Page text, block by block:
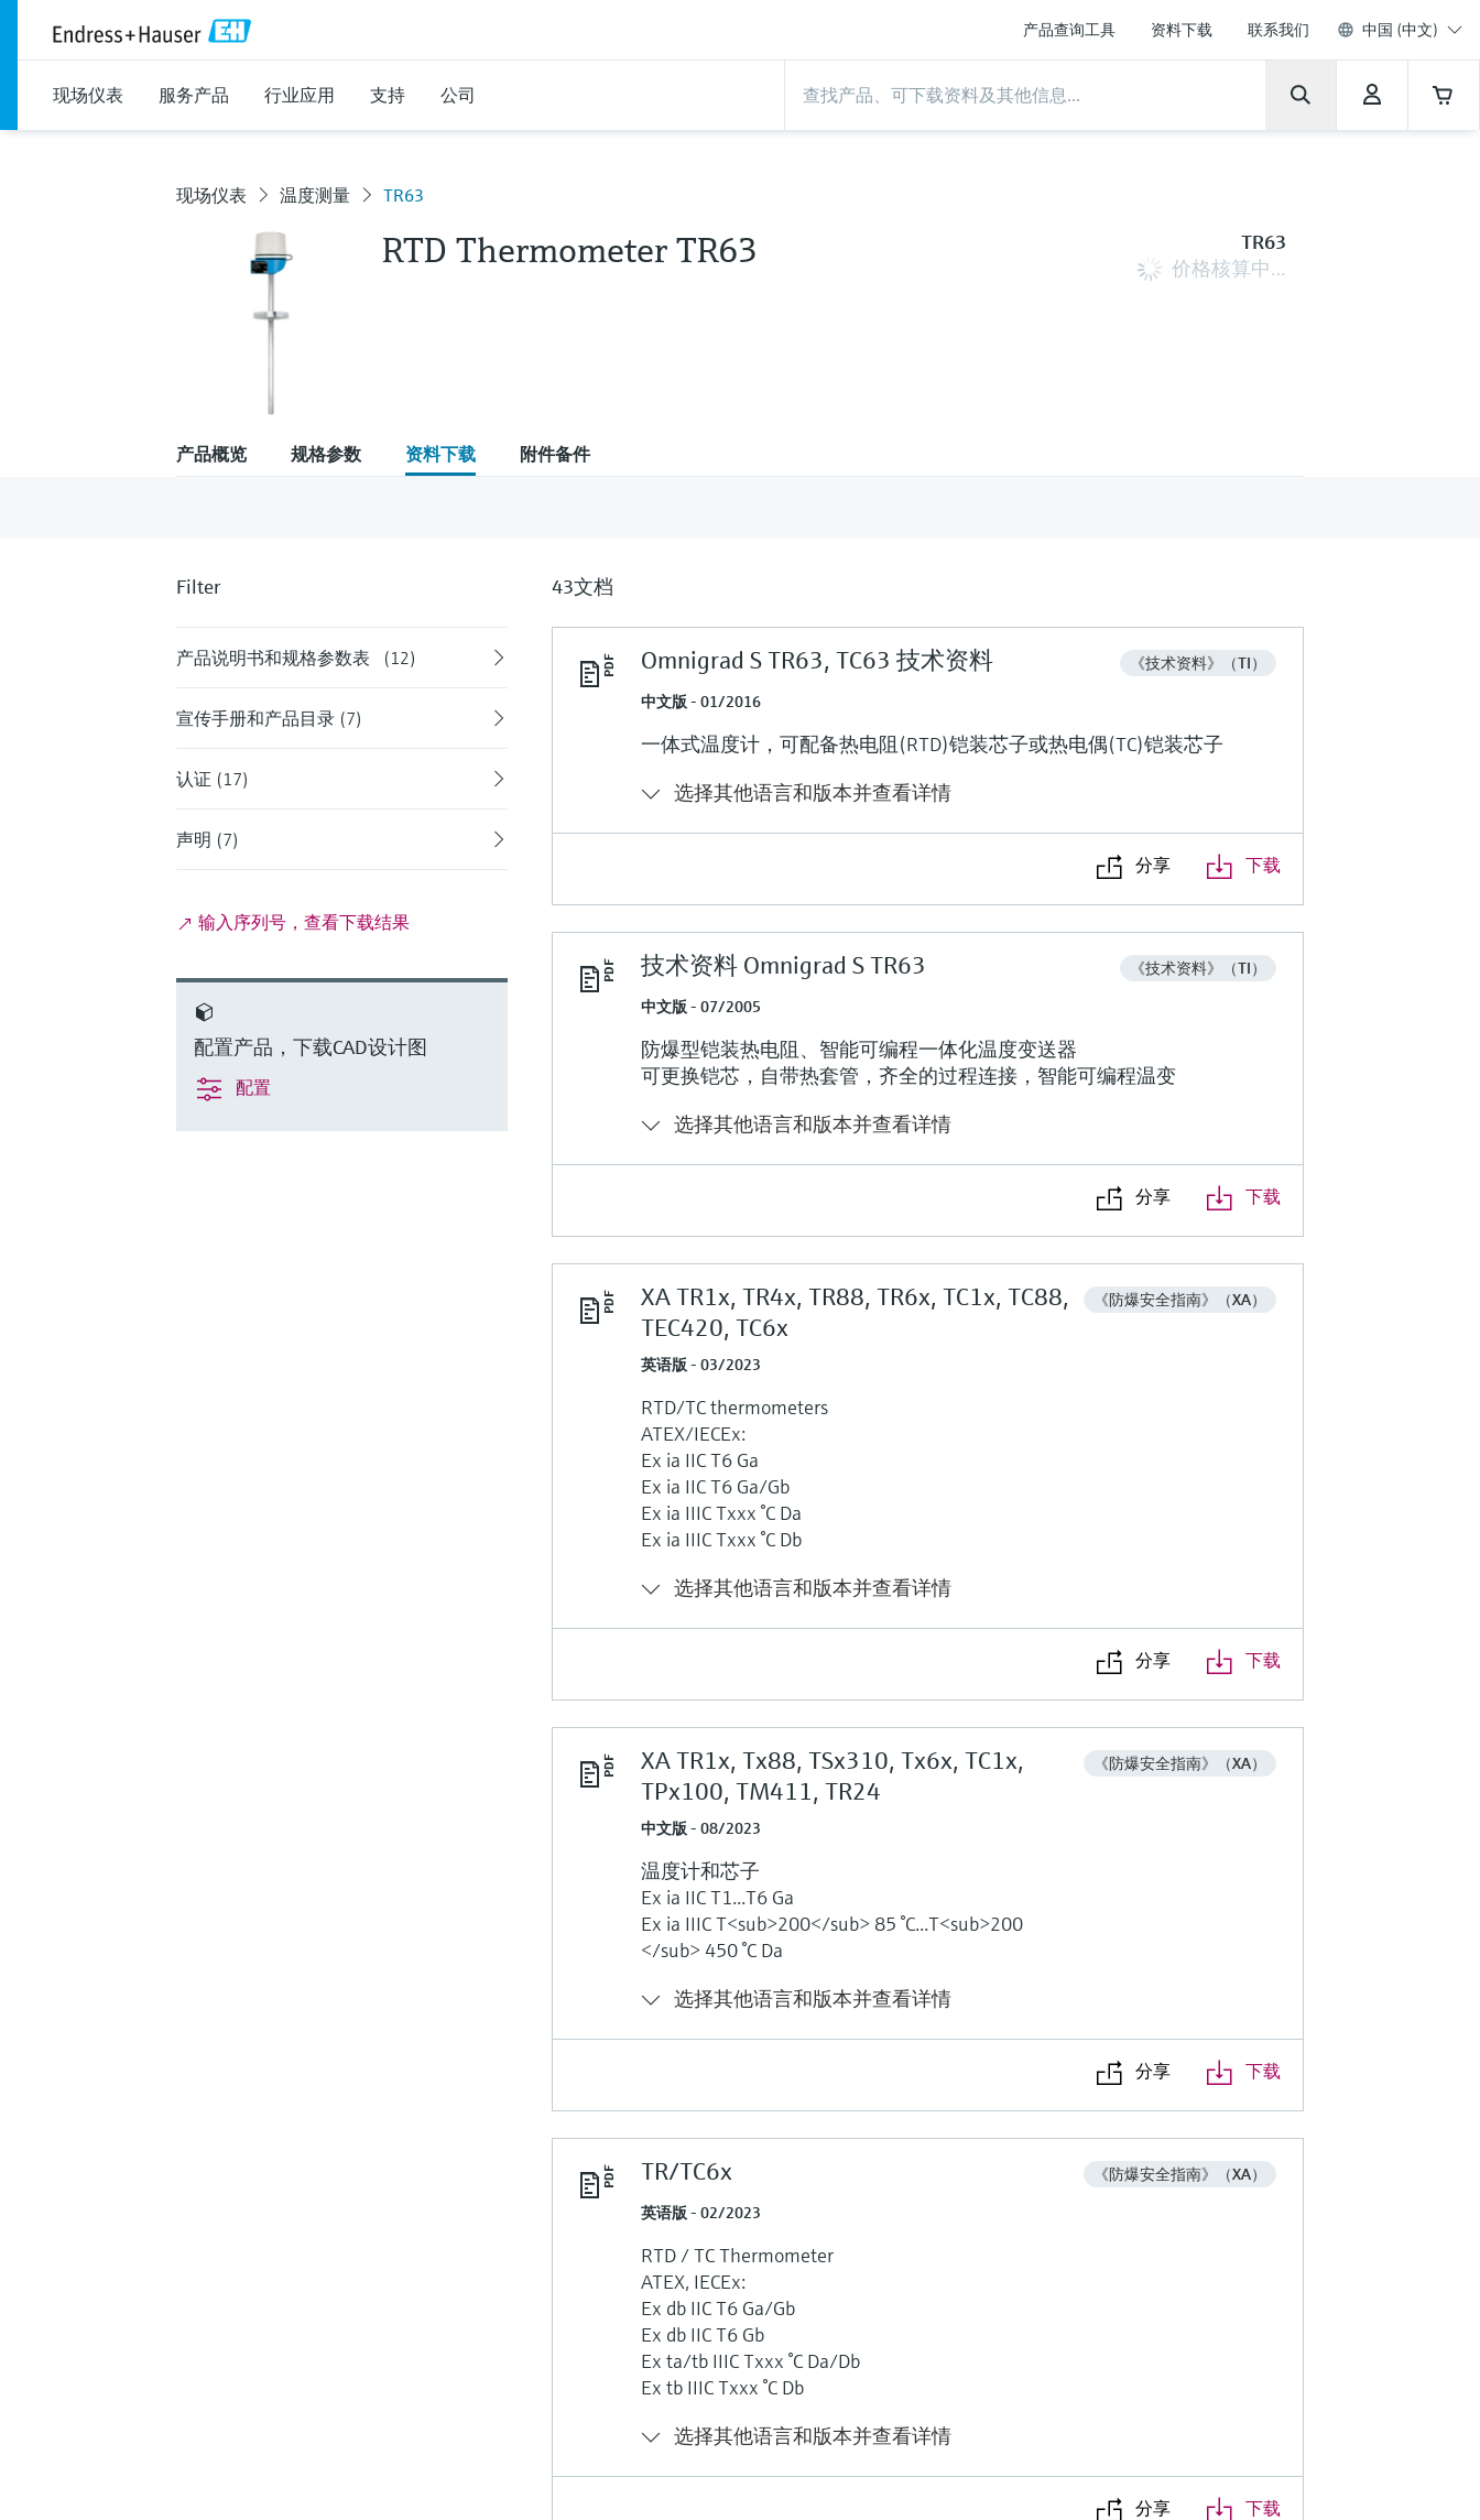
产品查询工具 资料下载 联系我们 中国 (中文)
现场仪表 服务产品 行业应用 支持 公司
现场仪表 温度测量 TR63
RTD Thermometer TR63
TR63
价格核算中…
产品概览 规格参数 资料下载 附件备件
Filter
产品说明书和规格参数表 (12)
宣传手册和产品目录 (7)
认证 (17)
声明 (7)
输入序列号，查看下载结果
配置产品，下载CAD设计图
配置
43文档
Omnigrad S TR63, TC63 技术资料
《技术资料》（TI）
中文版 - 01/2016
一体式温度计，可配备热电阻(RTD)铠装芯子或热电偶(TC)铠装芯子
选择其他语言和版本并查看详情
分享 下载
技术资料 Omnigrad S TR63
《技术资料》（TI）
中文版 - 07/2005
防爆型铠装热电阻、智能可编程一体化温度变送器
可更换铠芯，自带热套管，齐全的过程连接，智能可编程温变
选择其他语言和版本并查看详情
分享 下载
XA TR1x, TR4x, TR88, TR6x, TC1x, TC88,
TEC420, TC6x
《防爆安全指南》（XA）
英语版 - 03/2023
RTD/TC thermometers
ATEX/IECEx:
Ex ia IIC T6 Ga
Ex ia IIC T6 Ga/Gb
Ex ia IIIC Txxx °C Da
Ex ia IIIC Txxx °C Db
选择其他语言和版本并查看详情
分享 下载
XA TR1x, Tx88, TSx310, Tx6x, TC1x,
TPx100, TM411, TR24
《防爆安全指南》（XA）
中文版 - 08/2023
温度计和芯子
Ex ia IIC T1...T6 Ga
Ex ia IIIC T<sub>200</sub> 85 °C...T<sub>200
</sub> 450 °C Da
选择其他语言和版本并查看详情
分享 下载
TR/TC6x
《防爆安全指南》（XA）
英语版 - 02/2023
RTD / TC Thermometer
ATEX, IECEx:
Ex db IIC T6 Ga/Gb
Ex db IIC T6 Gb
Ex ta/tb IIIC Txxx °C Da/Db
Ex tb IIIC Txxx °C Db
选择其他语言和版本并查看详情
分享 下载